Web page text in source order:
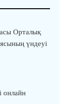
Орталық
үндеуі
онлайн